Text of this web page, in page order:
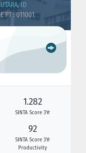
ID
PT : 011001
1.282
SINTA Score 3Yr
92
SINTA Score 3Yr
Productivity